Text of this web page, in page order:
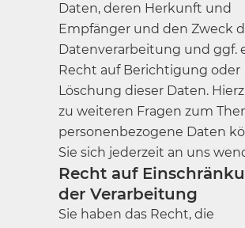
Daten, deren Herkunft und
Empfänger und den Zweck
Datenverarbeitung und ggf.
Recht auf Berichtigung oder
Löschung dieser Daten.
zu weiteren Fragen zum
personenbezogene Daten
Sie sich jederzeit an uns
Recht auf
der Verarbeitung
Sie haben das Recht, die